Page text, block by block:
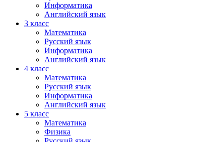
Информатика
Английский язык
3 класс
Математика
Русский язык
Информатика
Английский язык
4 класс
Математика
Русский язык
Информатика
Английский язык
5 класс
Математика
Физика